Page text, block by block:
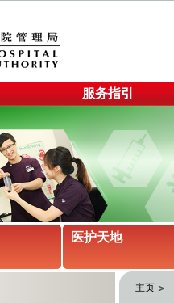
服务指引
医护天地
主页